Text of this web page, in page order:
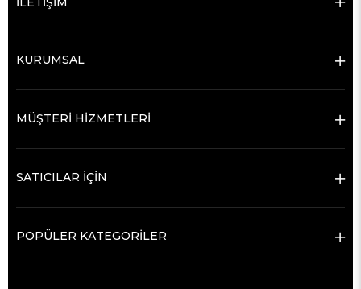
KURUMSAL
MÜŞTERİ HİZMETLERİ
SATICILAR İÇİN
POPÜLER KATEGORİLER